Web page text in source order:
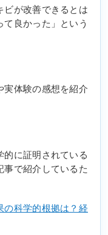
ビが改善できるとは
良かった」という
実体験の感想を紹介
的に証明されている
事で紹介しているた
の科学的根拠は？経